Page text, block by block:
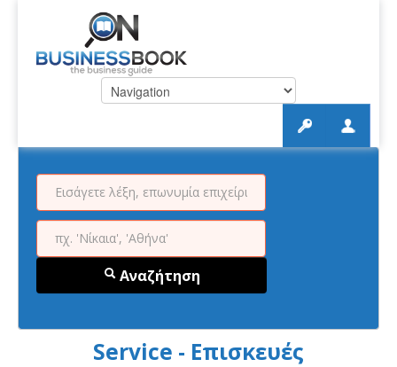
Αναζήτηση
Service - Επισκευές